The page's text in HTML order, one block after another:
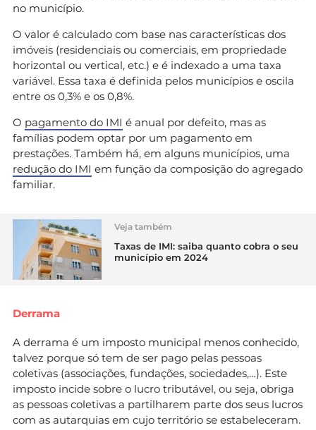
no município.
O valor é calculado com base nas características dos
imóveis (residenciais ou comerciais, em propriedade
horizontal ou vertical, etc.) e é indexado a uma taxa
variável. Essa taxa é definida pelos municípios e oscila
entre os 0,3% e os 0,8%.
O pagamento do IMI é anual por defeito, mas as
famílias podem optar por um pagamento em
prestações. Também há, em alguns municípios, uma
redução do IMI em função da composição do agregado
familiar.
Veja também
Taxas de IMI: saiba quanto cobra o seu
município em 2024
Derrama
A derrama é um imposto municipal menos conhecido,
talvez porque só tem de ser pago pelas pessoas
coletivas (associações, fundações, sociedades,…). Este
imposto incide sobre o lucro tributável, ou seja, obriga
as pessoas coletivas a partilharem parte dos seus lucros
com as autarquias em cujo território se estabeleceram.